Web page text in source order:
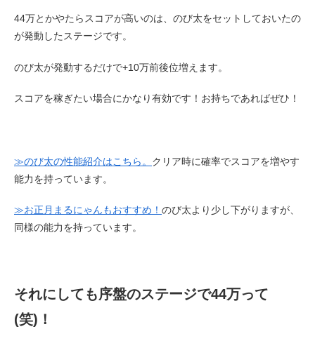
44万とかやたらスコアが高いのは、のび太をセットしておいたの
が発動したステージです。
のび太が発動するだけで+10万前後位増えます。
スコアを稼ぎたい場合にかなり有効です！お持ちであればぜひ！
≫のび太の性能紹介はこちら。 クリア時に確率でスコアを増やす
能力を持っています。
≫お正月まるにゃんもおすすめ！ のび太より少し下がりますが、
同様の能力を持っています。
それにしても序盤のステージで44万って
(笑)！